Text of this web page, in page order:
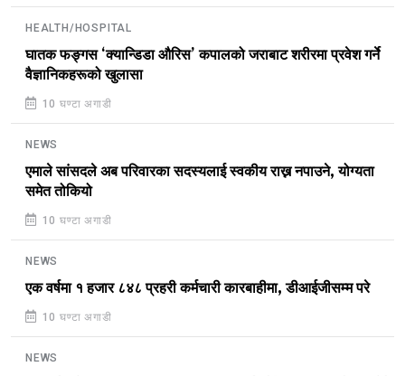
HEALTH/HOSPITAL
घातक फङ्गस ‘क्यान्डिडा औरिस’ कपालको जराबाट शरीरमा प्रवेश गर्ने
वैज्ञानिकहरूको खुलासा
10 घण्टा अगाडी
NEWS
एमाले सांसदले अब परिवारका सदस्यलाई स्वकीय राख्न नपाउने, योग्यता
समेत तोकियो
10 घण्टा अगाडी
NEWS
एक वर्षमा १ हजार ८४८ प्रहरी कर्मचारी कारबाहीमा, डीआईजीसम्म परे
10 घण्टा अगाडी
NEWS